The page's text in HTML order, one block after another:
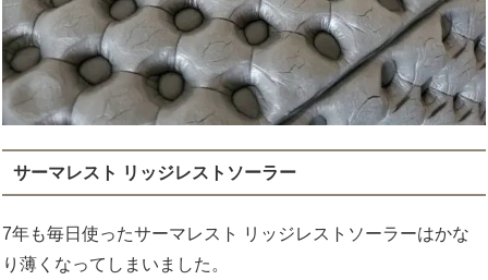
サーマレスト リッジレストソーラー
7年も毎日使ったサーマレスト リッジレストソーラーはかな
り薄くなってしまいました。